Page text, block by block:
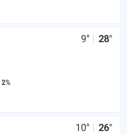
9° | 28°
2%
10° | 26°